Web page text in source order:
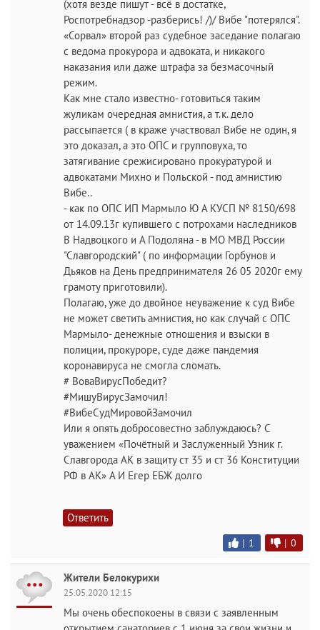
(хотя везде пишут - всё в достатке,
Роспотребнадзор -разберись! /)/ Вибе "потерялся".
«Сорвал» второй раз судебное заседание полагаю
с ведома прокурора и адвоката, и никакого
наказания или даже штрафа за безмасочный
режим.
Как мне стало известно- готовиться таким
жуликам очередная амнистия, а т.к. дело
рассыпается ( в краже участвовал Вибе не один, я
это доказал, а это ОПС и групповуха, то
затягивание срежисировано прокуратурой и
адвокатами Михно и Польской - под амнистию
Вибе..
- как по ОПС ИП Мармыло Ю А КУСП № 8150/698
от 14.09.13г купившего с потрохами наследников
В Надвоцкого и А Подоляна - в МО МВД России
"Славгородский" ( по информации Горбунов и
Дьяков на День предпринимателя 26 05 2020г ему
грамоту приготовили).
Полагаю, уже до двойное неуважение к суд Вибе
не может светить амнистия, но как случай с ОПС
Мармыло- денежные отношения и взыски в
полиции, прокуроре, суде даже пандемия
коронавируса не смогла сломать.
# ВоваВирусПобедит?
#МишуВирусЗамочил!
#ВибеСудМировойЗамочил
Или я опять добросовестно заблуждаюсь? С
уважением «Почётный и Заслуженный Узник г.
Славгорода АК в защиту ст 35 и ст 36 Конституции
РФ в АК» А И Егер ЕБЖ долго
Ответить
| 1 | 0
Жители Белокурихи
25.05.2020 12:15
Мы очень обеспокоены в связи с заявленным